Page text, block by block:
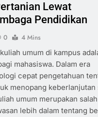
Lewat
Pendidikan
0
4 Mins
umum di kampus
mahasiswa. Dalam era
cepat pengetahuan
menopang keberlanjutan
umum merupakan
lebih dalam tentang